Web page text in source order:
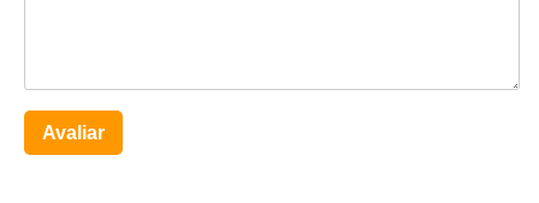
Avaliar